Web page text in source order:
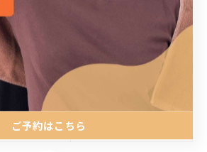
・筋肉・関
姿勢改善・歪み解消
・経絡への
自律神経調整・リラ
術の併用 柔軟な対応可
ご予約はこちら